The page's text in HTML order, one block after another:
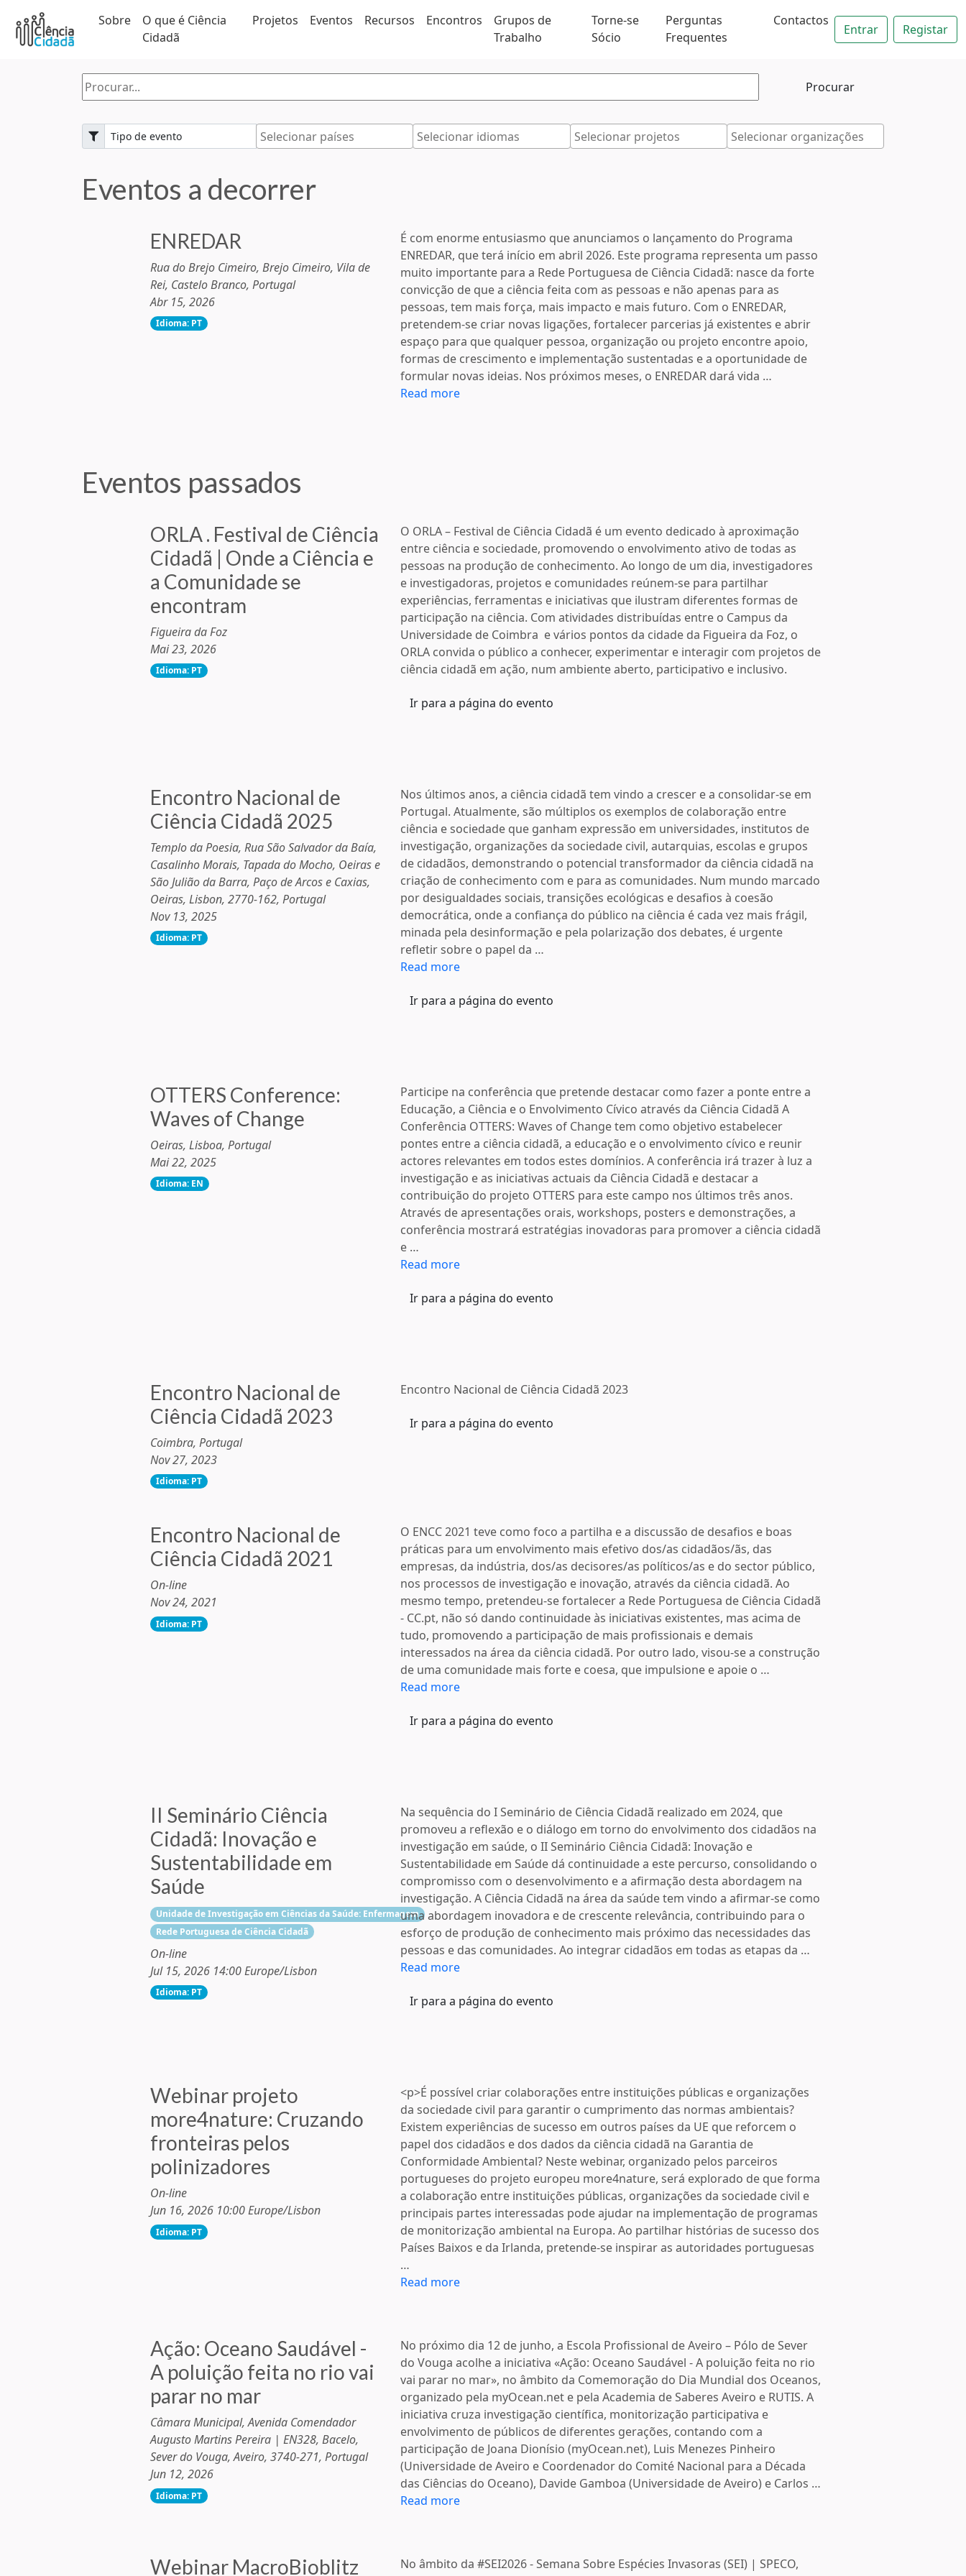
Sobre
O que é Ciência
Cidadã
Projetos Eventos Recursos Encontros
Grupos de
Trabalho
Torne-se
Sócio
Perguntas
Frequentes
Contactos
Entrar Registar
Eventos a decorrer
ENREDAR
Rua do Brejo Cimeiro, Brejo Cimeiro, Vila de
Rei, Castelo Branco, Portugal
Abr 15, 2026
Idioma: PT
É com enorme entusiasmo que anunciamos o lançamento do Programa
ENREDAR, que terá início em abril 2026. Este programa representa um passo
muito importante para a Rede Portuguesa de Ciência Cidadã: nasce da forte
convicção de que a ciência feita com as pessoas e não apenas para as
pessoas, tem mais força, mais impacto e mais futuro. Com o ENREDAR,
pretendem-se criar novas ligações, fortalecer parcerias já existentes e abrir
espaço para que qualquer pessoa, organização ou projeto encontre apoio,
formas de crescimento e implementação sustentadas e a oportunidade de
formular novas ideias. Nos próximos meses, o ENREDAR dará vida …
Read more
Eventos passados
ORLA . Festival de Ciência
Cidadã | Onde a Ciência e
a Comunidade se
encontram
Figueira da Foz
Mai 23, 2026
Idioma: PT
O ORLA – Festival de Ciência Cidadã é um evento dedicado à aproximação
entre ciência e sociedade, promovendo o envolvimento ativo de todas as
pessoas na produção de conhecimento. Ao longo de um dia, investigadores
e investigadoras, projetos e comunidades reúnem-se para partilhar
experiências, ferramentas e iniciativas que ilustram diferentes formas de
participação na ciência. Com atividades distribuídas entre o Campus da
Universidade de Coimbra e vários pontos da cidade da Figueira da Foz, o
ORLA convida o público a conhecer, experimentar e interagir com projetos de
ciência cidadã em ação, num ambiente aberto, participativo e inclusivo.
Ir para a página do evento
Encontro Nacional de
Ciência Cidadã 2025
Templo da Poesia, Rua São Salvador da Baía,
Casalinho Morais, Tapada do Mocho, Oeiras e
São Julião da Barra, Paço de Arcos e Caxias,
Oeiras, Lisbon, 2770-162, Portugal
Nov 13, 2025
Idioma: PT
Nos últimos anos, a ciência cidadã tem vindo a crescer e a consolidar-se em
Portugal. Atualmente, são múltiplos os exemplos de colaboração entre
ciência e sociedade que ganham expressão em universidades, institutos de
investigação, organizações da sociedade civil, autarquias, escolas e grupos
de cidadãos, demonstrando o potencial transformador da ciência cidadã na
criação de conhecimento com e para as comunidades. Num mundo marcado
por desigualdades sociais, transições ecológicas e desafios à coesão
democrática, onde a confiança do público na ciência é cada vez mais frágil,
minada pela desinformação e pela polarização dos debates, é urgente
refletir sobre o papel da …
Read more
Ir para a página do evento
OTTERS Conference:
Waves of Change
Oeiras, Lisboa, Portugal
Mai 22, 2025
Idioma: EN
Participe na conferência que pretende destacar como fazer a ponte entre a
Educação, a Ciência e o Envolvimento Cívico através da Ciência Cidadã A
Conferência OTTERS: Waves of Change tem como objetivo estabelecer
pontes entre a ciência cidadã, a educação e o envolvimento cívico e reunir
actores relevantes em todos estes domínios. A conferência irá trazer à luz a
investigação e as iniciativas actuais da Ciência Cidadã e destacar a
contribuição do projeto OTTERS para este campo nos últimos três anos.
Através de apresentações orais, workshops, posters e demonstrações, a
conferência mostrará estratégias inovadoras para promover a ciência cidadã
e …
Read more
Ir para a página do evento
Encontro Nacional de
Ciência Cidadã 2023
Coimbra, Portugal
Nov 27, 2023
Idioma: PT
Encontro Nacional de Ciência Cidadã 2023
Ir para a página do evento
Encontro Nacional de
Ciência Cidadã 2021
On-line
Nov 24, 2021
Idioma: PT
O ENCC 2021 teve como foco a partilha e a discussão de desafios e boas
práticas para um envolvimento mais efetivo dos/as cidadãos/ãs, das
empresas, da indústria, dos/as decisores/as políticos/as e do sector público,
nos processos de investigação e inovação, através da ciência cidadã. Ao
mesmo tempo, pretendeu-se fortalecer a Rede Portuguesa de Ciência Cidadã
- CC.pt, não só dando continuidade às iniciativas existentes, mas acima de
tudo, promovendo a participação de mais profissionais e demais
interessados na área da ciência cidadã. Por outro lado, visou-se a construção
de uma comunidade mais forte e coesa, que impulsione e apoie o …
Read more
Ir para a página do evento
II Seminário Ciência
Cidadã: Inovação e
Sustentabilidade em
Saúde
Unidade de Investigação em Ciências da Saúde: Enfermagem
Rede Portuguesa de Ciência Cidadã
On-line
Jul 15, 2026 14:00 Europe/Lisbon
Idioma: PT
Na sequência do I Seminário de Ciência Cidadã realizado em 2024, que
promoveu a reflexão e o diálogo em torno do envolvimento dos cidadãos na
investigação em saúde, o II Seminário Ciência Cidadã: Inovação e
Sustentabilidade em Saúde dá continuidade a este percurso, consolidando o
compromisso com o desenvolvimento e a afirmação desta abordagem na
investigação. A Ciência Cidadã na área da saúde tem vindo a afirmar-se como
uma abordagem inovadora e de crescente relevância, contribuindo para o
esforço de produção de conhecimento mais próximo das necessidades das
pessoas e das comunidades. Ao integrar cidadãos em todas as etapas da …
Read more
Ir para a página do evento
Webinar projeto
more4nature: Cruzando
fronteiras pelos
polinizadores
On-line
Jun 16, 2026 10:00 Europe/Lisbon
Idioma: PT
<p>É possível criar colaborações entre instituições públicas e organizações
da sociedade civil para garantir o cumprimento das normas ambientais?
Existem experiências de sucesso em outros países da UE que reforcem o
papel dos cidadãos e dos dados da ciência cidadã na Garantia de
Conformidade Ambiental? Neste webinar, organizado pelos parceiros
portugueses do projeto europeu more4nature, será explorado de que forma
a colaboração entre instituições públicas, organizações da sociedade civil e
principais partes interessadas pode ajudar na implementação de programas
de monitorização ambiental na Europa. Ao partilhar histórias de sucesso dos
Países Baixos e da Irlanda, pretende-se inspirar as autoridades portuguesas
…
Read more
Ação: Oceano Saudável -
A poluição feita no rio vai
parar no mar
Câmara Municipal, Avenida Comendador
Augusto Martins Pereira | EN328, Bacelo,
Sever do Vouga, Aveiro, 3740-271, Portugal
Jun 12, 2026
Idioma: PT
No próximo dia 12 de junho, a Escola Profissional de Aveiro – Pólo de Sever
do Vouga acolhe a iniciativa «Ação: Oceano Saudável - A poluição feita no rio
vai parar no mar», no âmbito da Comemoração do Dia Mundial dos Oceanos,
organizado pela myOcean.net e pela Academia de Saberes Aveiro e RUTIS. A
iniciativa cruza investigação científica, monitorização participativa e
envolvimento de públicos de diferentes gerações, contando com a
participação de Joana Dionísio (myOcean.net), Luis Menezes Pinheiro
(Universidade de Aveiro e Coordenador do Comité Nacional para a Década
das Ciências do Oceano), Davide Gamboa (Universidade de Aveiro) e Carlos …
Read more
Webinar MacroBioblitz
No âmbito da #SEI2026 - Semana Sobre Espécies Invasoras (SEI) | SPECO,